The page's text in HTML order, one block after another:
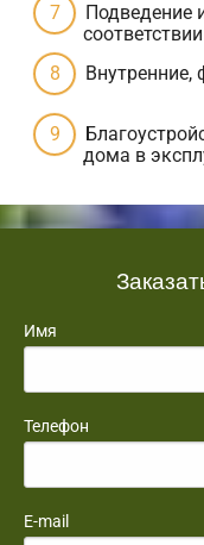
Подведение
дома в
Имя
Телефон
E-mail